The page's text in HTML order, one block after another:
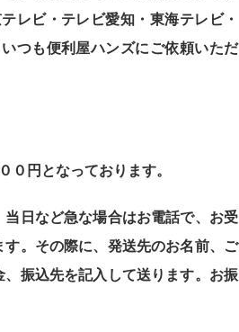
レビ・テレビ愛知・東海テレビ・
つも便利屋ハンズにご依頼いただ
０円となっております。
日など急な場合はお電話で、お受
。その際に、発送先のお名前、ご
振込先を記入して送ります。お振